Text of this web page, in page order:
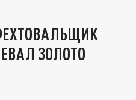
ЗОЛОТО